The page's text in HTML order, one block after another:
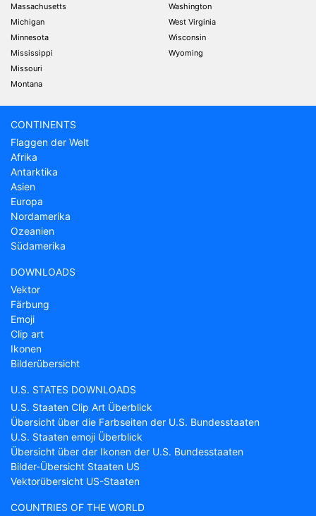
Massachusetts
Michigan
Minnesota
Mississippi
Missouri
Montana
Washington
West Virginia
Wisconsin
Wyoming
CONTINENTS
Flaggen der Welt
Afrika
Antarktika
Asien
Europa
Nordamerika
Ozeanien
Südamerika
DOWNLOADS
Vektor
Färbung
Emoji
Clip art
Ikonen
Bilderübersicht
U.S. STATES DOWNLOADS
U.S. Staaten Clip Art Überblick
Übersicht über die Farbseiten der U.S. Bundesstaaten
U.S. Staaten emoji Überblick
Übersicht über der Ikonen der U.S. Bundesstaaten
Bilder-Übersicht Staaten US
Vektorübersicht US-Staaten
COUNTRIES OF THE WORLD